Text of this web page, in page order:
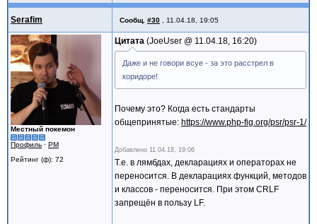
Serafim Сообщ. #30 11.04.18, 19:05
Местный покемон
Профиль · PM
Рейтинг (ф): 72
Цитата JoeUser @ 11.04.18, 16:20
Даже и не говори всуе - за это расстрел в
коридоре!
Почему это? Когда есть стандарты
общепринятые: https://www.php-fig.org/psr/psr-1/
Добавлено 11.04.18, 19:06
Т.е. в лямбдах, декларациях и операторах не
переносится. В декларациях функций, методов
и классов - переносится. При этом CRLF
запрещён в пользу LF.